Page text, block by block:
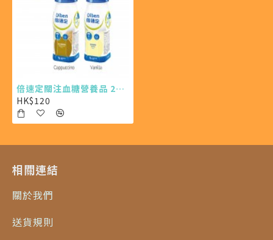
倍速定關注血糖營養品 200ml X4 (最少需購買36樽)
HK$120
相關連結
關於我們
送貨規則